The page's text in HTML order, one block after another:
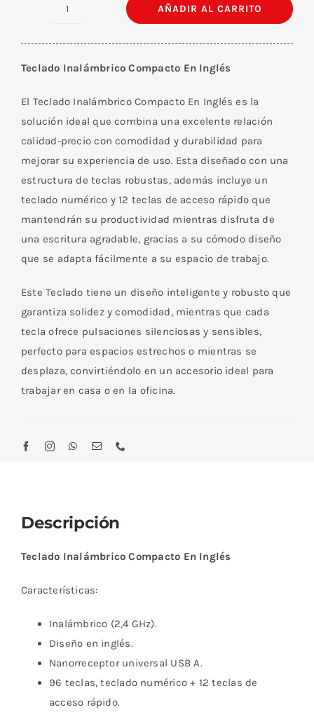
En
Inglés
cantidad
AÑADIR AL CARRITO
Teclado Inalámbrico Compacto En Inglés
El Teclado Inalámbrico Compacto En Inglés es la
solución ideal que combina una excelente relación
calidad-precio con comodidad y durabilidad para
mejorar su experiencia de uso. Esta diseñado con una
estructura de teclas robustas, además incluye un
teclado numérico y 12 teclas de acceso rápido que
mantendrán su productividad mientras disfruta de
una escritura agradable, gracias a su cómodo diseño
que se adapta fácilmente a su espacio de trabajo.
Este Teclado tiene un diseño inteligente y robusto que
garantiza solidez y comodidad, mientras que cada
tecla ofrece pulsaciones silenciosas y sensibles,
perfecto para espacios estrechos o mientras se
desplaza, convirtiéndolo en un accesorio ideal para
trabajar en casa o en la oficina.
Descripción
Teclado Inalámbrico Compacto En Inglés
Características:
Inalámbrico (2,4 GHz).
Diseño en inglés.
Nanorreceptor universal USB A.
96 teclas, teclado numérico + 12 teclas de
acceso rápido.